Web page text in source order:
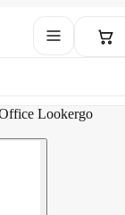
Lookergo